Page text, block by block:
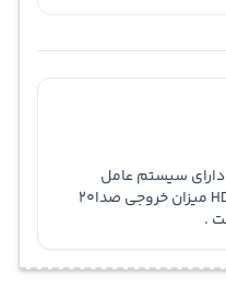
این تلویزیون ال جی 55QNED7Sدارای سیستم عامل
webOS پشتیبانی از فرمت های HDR میزان خروجی صدا20